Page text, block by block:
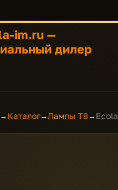
→ Каталог→Лампы T8 →